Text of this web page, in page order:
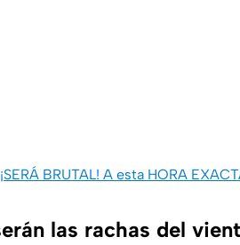
¡SERÁ BRUTAL! A esta HORA
las rachas del